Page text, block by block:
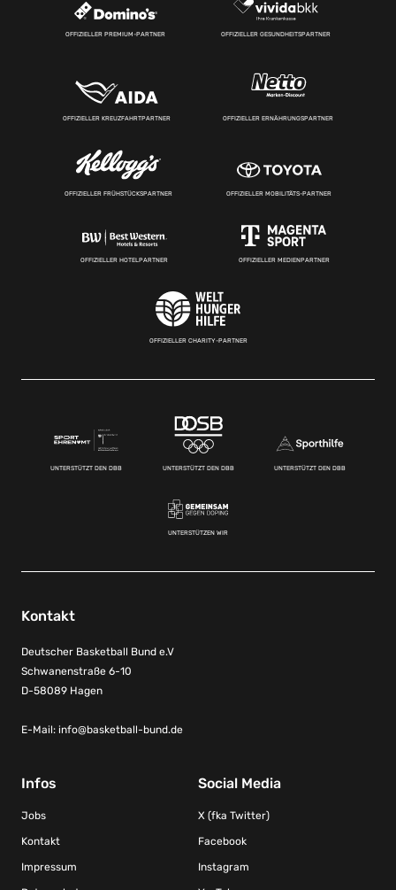
OFFIZIELLER PREMIUM-PARTNER OFFIZIELLER GESUNDHEITSPARTNER
OFFIZIELLER KREUZFAHRTPARTNER OFFIZIELLER ERNÄHRUNGSPARTNER
OFFIZIELLER FRÜHSTÜCKSPARTNER OFFIZIELLER MOBILITÄTS-PARTNER
OFFIZIELLER HOTELPARTNER OFFIZIELLER MEDIENPARTNER
OFFIZIELLER CHARITY-PARTNER
UNTERSTÜTZT DEN DBB UNTERSTÜTZT DEN DBB UNTERSTÜTZT DEN DBB
UNTERSTÜTZEN WIR
Kontakt
Deutscher Basketball Bund e.V
Schwanenstraße 6-10
D-58089 Hagen
E-Mail: info@basketball-bund.de
Infos
Jobs
Kontakt
Impressum
Social Media
X (fka Twitter)
Facebook
Instagram